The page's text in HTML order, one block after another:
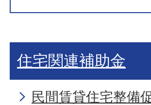
住宅関連補助金
民間賃貸住宅整備